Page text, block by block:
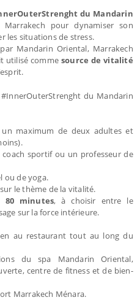
du Mandarin
pour dynamiser son
les situations de stress.
Mandarin Oriental, Marrakech
utilisé comme source de vitalité
du Mandarin
maximum de deux adultes et
coach sportif ou un professeur de
ou de yoga.
le thème de la vitalité.
80 minutes, à choisir entre le
sur la force intérieure.
au restaurant tout au long du
du spa Mandarin Oriental,
centre de fitness et de bien-
Marrakech Ménara.